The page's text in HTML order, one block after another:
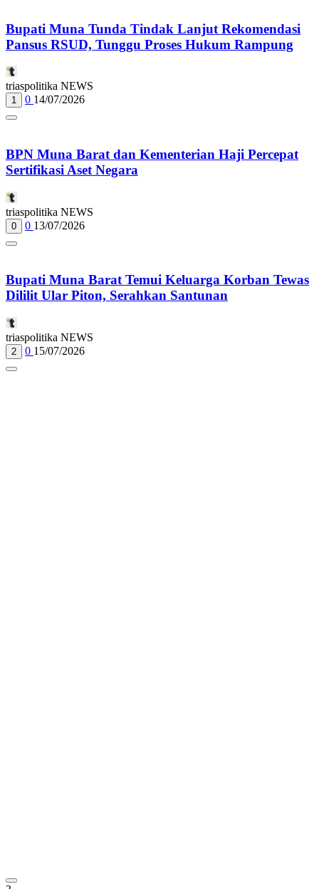
Bupati Muna Tunda Tindak Lanjut Rekomendasi
Pansus RSUD, Tunggu Proses Hukum Rampung
triaspolitika NEWS
1 0 14/07/2026
BPN Muna Barat dan Kementerian Haji Percepat
Sertifikasi Aset Negara
triaspolitika NEWS
0 0 13/07/2026
Bupati Muna Barat Temui Keluarga Korban Tewas
Dililit Ular Piton, Serahkan Santunan
triaspolitika NEWS
2 0 15/07/2026